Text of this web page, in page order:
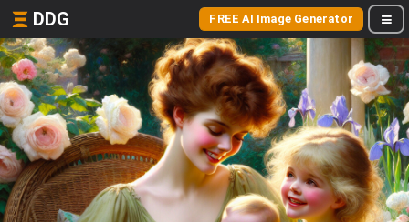
DDG FREE AI Image Generator